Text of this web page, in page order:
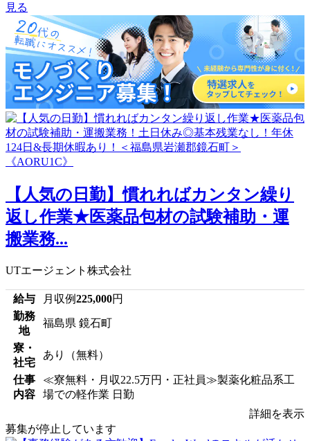
見る
【人気の日勤】慣れればカンタン繰り
返し作業★医薬品包材の試験補助・運
搬業務...
UTエージェント株式会社
給与 月収例225,000円
勤務
地
福島県 鏡石町
寮・
社宅
あり（無料）
仕事
内容
≪寮無料・月収22.5万円・正社員≫製薬化粧品系工
場での軽作業 日勤
詳細を表示
募集が停止しています